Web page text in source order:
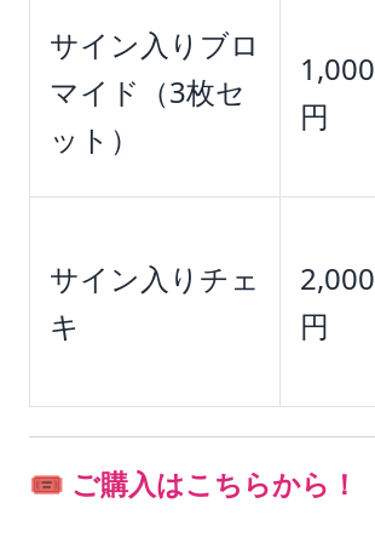
サイン入りブロ
マイド（3枚セ
ット）
1,000
円
サイン入りチェ
キ
2,000
円
🎟 ご購入はこちらから！